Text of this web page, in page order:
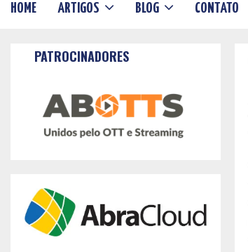
HOME ARTIGOS BLOG CONTATO
PATROCINADORES